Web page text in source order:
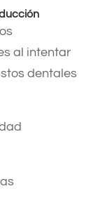
al intentar
dentales